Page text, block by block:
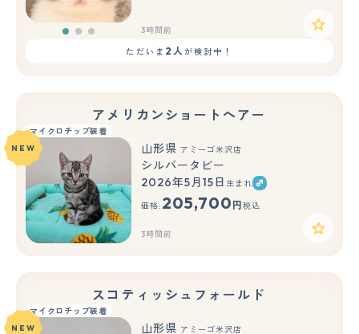
3時間前
ただいま 2人が検討中！
アメリカンショートヘアー
マイクロチップ装着
NEW
山形県 アミーゴ米沢店
シルバータビー
2026年5月15日 生まれ
価格: 205,700 円 税込
3時間前
スコティッシュフォールド
マイクロチップ装着
NEW
山形県 アミーゴ米沢店